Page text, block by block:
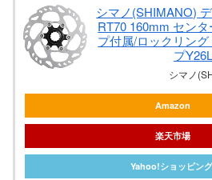
シマノ(SHIMANO)
RT70 160mm セン
プ付属/ロックリン
プ
シマノ
Amazon
楽天市場
Yahoo!ショッピン